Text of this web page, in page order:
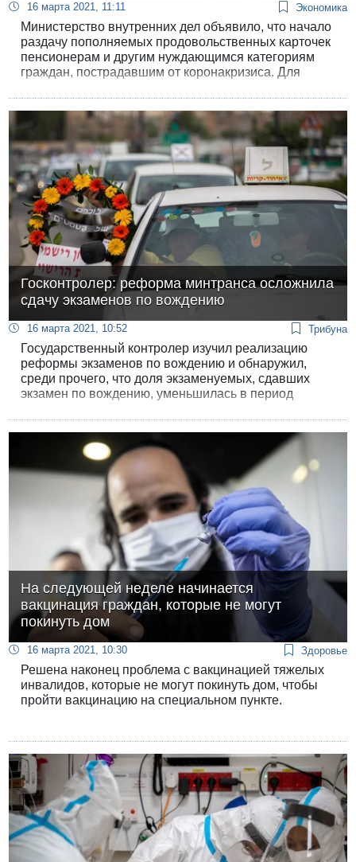
16 марта 2021, 11:11 Экономика
Министерство внутренних дел объявило, что начало
раздачу пополняемых продовольственных карточек
пенсионерам и другим нуждающимся категориям
граждан, пострадавшим от коронакризиса. Для
одному из трех условий.
Госконтролер: реформа минтранса осложнила
сдачу экзаменов по вождению
16 марта 2021, 10:52 Трибуна
Государственный контролер изучил реализацию
реформы экзаменов по вождению и обнаружил,
среди прочего, что доля экзаменуемых, сдавших
экзамен по вождению, уменьшилась в период
На следующей неделе начинается
вакцинация граждан, которые не могут
покинуть дом
16 марта 2021, 10:30 Здоровье
Решена наконец проблема с вакцинацией тяжелых
инвалидов, которые не могут покинуть дом, чтобы
пройти вакцинацию на специальном пункте.